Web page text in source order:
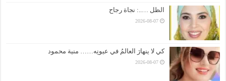
الظل …..: نجاة رجاح
2026-08-07
كي لا ينهارَ العالمُ في عيونِه…… منية محمود
2026-08-07